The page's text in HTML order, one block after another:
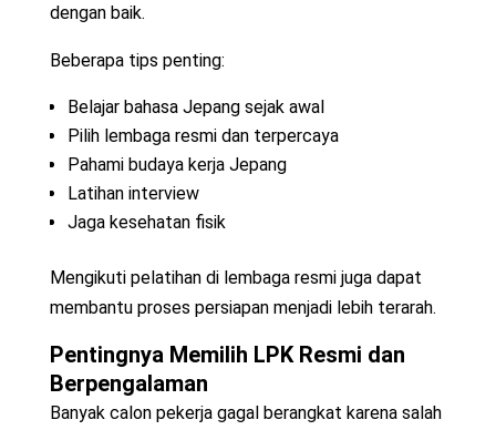
dengan baik.
Beberapa tips penting:
Belajar bahasa Jepang sejak awal
Pilih lembaga resmi dan terpercaya
Pahami budaya kerja Jepang
Latihan interview
Jaga kesehatan fisik
Mengikuti pelatihan di lembaga resmi juga dapat
membantu proses persiapan menjadi lebih terarah.
Pentingnya Memilih LPK Resmi dan
Berpengalaman
Banyak calon pekerja gagal berangkat karena salah